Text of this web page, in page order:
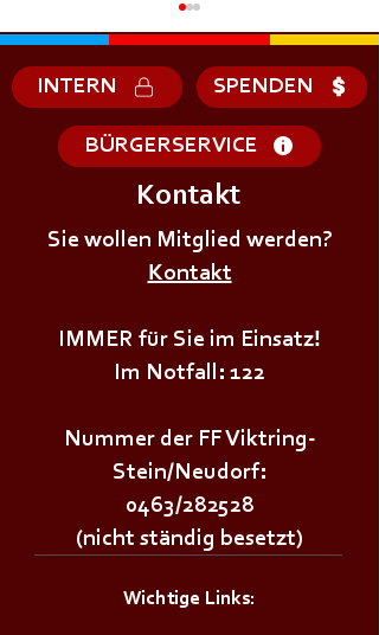
+++𝗘𝗥𝗦𝗧𝗘 - 𝗛𝗜𝗟𝗙𝗘
𝗞𝗨𝗥𝗦 𝗱𝗲𝗿
𝗝𝘂𝗴𝗲𝗻𝗱𝗳𝗲𝘂𝗲𝗿𝘄𝗲𝗵𝗿+++
INTERN SPENDEN
BÜRGERSERVICE
Kontakt
Sie wollen Mitglied werden?
Kontakt
IMMER für Sie im Einsatz!
Im Notfall: 122
Nummer der FF Viktring-
Stein/Neudorf:
0463/282528
(nicht ständig besetzt)
Wichtige Links: